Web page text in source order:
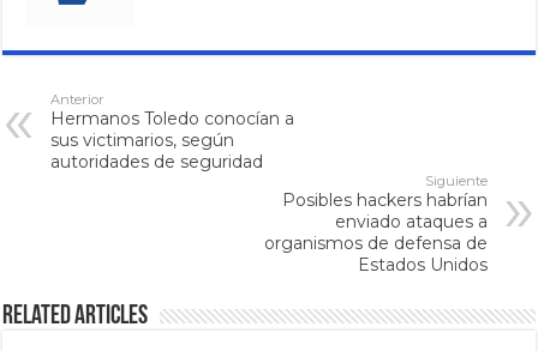
Anterior
Hermanos Toledo conocían a
sus victimarios, según
autoridades de seguridad
Siguiente
Posibles hackers habrían
enviado ataques a
organismos de defensa de
Estados Unidos
Related Articles